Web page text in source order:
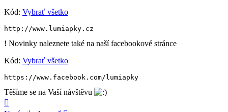
Kód: Vybrať všetko
http://www.lumiapky.cz
! Novinky naleznete také na naší facebookové stránce
Kód: Vybrať všetko
https://www.facebook.com/lumiapky
Těšíme se na Vaší návštěvu